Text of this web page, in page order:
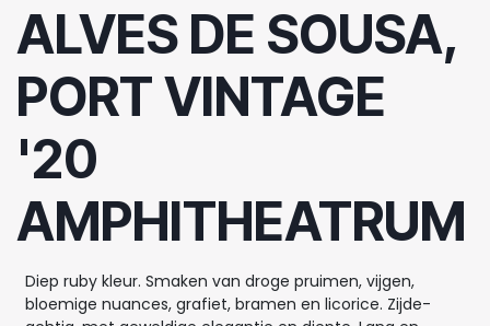
ALVES DE SOUSA,
PORT VINTAGE
'20
AMPHITHEATRUM
Diep ruby kleur. Smaken van droge pruimen, vijgen,
bloemige nuances, grafiet, bramen en licorice. Zijde-